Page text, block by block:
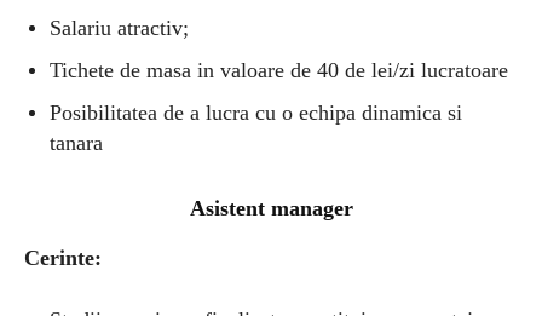
Salariu atractiv;
Tichete de masa in valoare de 40 de lei/zi lucratoare
Posibilitatea de a lucra cu o echipa dinamica si
tanara
Asistent manager
Cerinte: